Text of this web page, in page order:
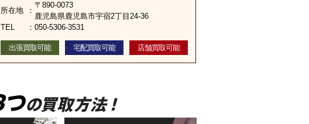
所在地 ：
〒890-0073
鹿児島県鹿児島市宇宿2丁目24-36
TEL
： 050-5306-3531
出張買取可能 宅配買取可能 店舗買取可能